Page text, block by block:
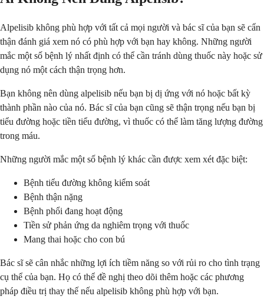
Alpelisib không phù hợp với tất cả mọi người và bác sĩ của bạn sẽ cẩn
thận đánh giá xem nó có phù hợp với bạn hay không. Những người
mắc một số bệnh lý nhất định có thể cần tránh dùng thuốc này hoặc sử
dụng nó một cách thận trọng hơn.
Bạn không nên dùng alpelisib nếu bạn bị dị ứng với nó hoặc bất kỳ
thành phần nào của nó. Bác sĩ của bạn cũng sẽ thận trọng nếu bạn bị
tiểu đường hoặc tiền tiểu đường, vì thuốc có thể làm tăng lượng đường
trong máu.
Những người mắc một số bệnh lý khác cần được xem xét đặc biệt:
Bệnh tiểu đường không kiểm soát
Bệnh thận nặng
Bệnh phổi đang hoạt động
Tiền sử phản ứng da nghiêm trọng với thuốc
Mang thai hoặc cho con bú
Bác sĩ sẽ cân nhắc những lợi ích tiềm năng so với rủi ro cho tình trạng
cụ thể của bạn. Họ có thể đề nghị theo dõi thêm hoặc các phương
pháp điều trị thay thế nếu alpelisib không phù hợp với bạn.